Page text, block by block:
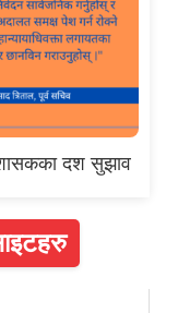
दश सुझाव